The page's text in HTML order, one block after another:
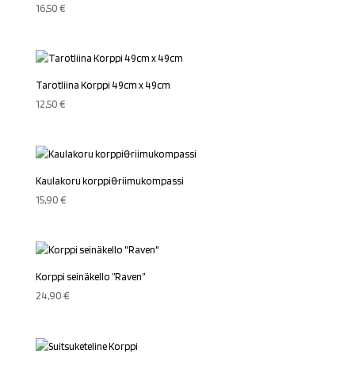
16,50€
Tarotliina Korppi 49cm x 49cm
12,50€
Kaulakoru korppi&riimukompassi
15,90€
Korppi seinäkello ”Raven”
24,90€